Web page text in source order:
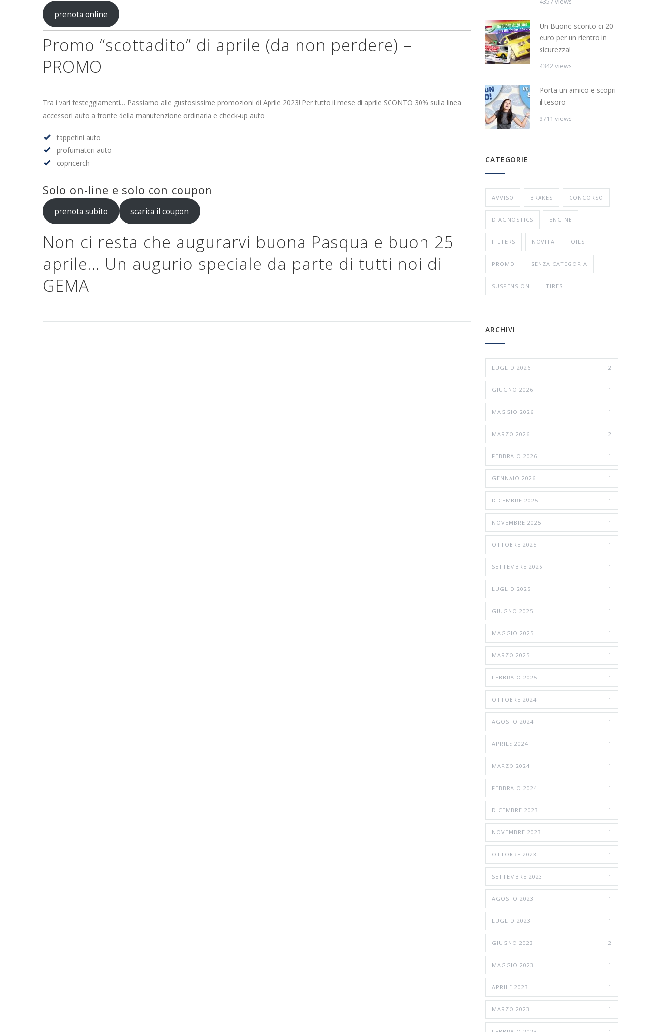
prenota online
Promo “scottadito” di aprile (da non perdere) –
PROMO
Tra i vari festeggiamenti… Passiamo alle gustosissime promozioni di Aprile 2023! Per tutto il mese di aprile SCONTO 30% sulla linea
accessori auto a fronte della manutenzione ordinaria e check-up auto
tappetini auto
profumatori auto
copricerchi
Solo on-line e solo con coupon
prenota subito scarica il coupon
Non ci resta che augurarvi buona Pasqua e buon 25
aprile… Un augurio speciale da parte di tutti noi di
GEMA
Un Buono sconto di 20
euro per un rientro in
sicurezza!
4342 views
Porta un amico e scopri
il tesoro
3711 views
CATEGORIE
AVVISO BRAKES CONCORSO
DIAGNOSTICS ENGINE
FILTERS NOVITA OILS
PROMO SENZA CATEGORIA
SUSPENSION TIRES
ARCHIVI
LUGLIO 2026 2
GIUGNO 2026 1
MAGGIO 2026 1
MARZO 2026 2
FEBBRAIO 2026 1
GENNAIO 2026 1
DICEMBRE 2025 1
NOVEMBRE 2025 1
OTTOBRE 2025 1
SETTEMBRE 2025 1
LUGLIO 2025 1
GIUGNO 2025 1
MAGGIO 2025 1
MARZO 2025 1
FEBBRAIO 2025 1
OTTOBRE 2024 1
AGOSTO 2024 1
APRILE 2024 1
MARZO 2024 1
FEBBRAIO 2024 1
DICEMBRE 2023 1
NOVEMBRE 2023 1
OTTOBRE 2023 1
SETTEMBRE 2023 1
AGOSTO 2023 1
LUGLIO 2023 1
GIUGNO 2023 2
MAGGIO 2023 1
APRILE 2023 1
MARZO 2023 1